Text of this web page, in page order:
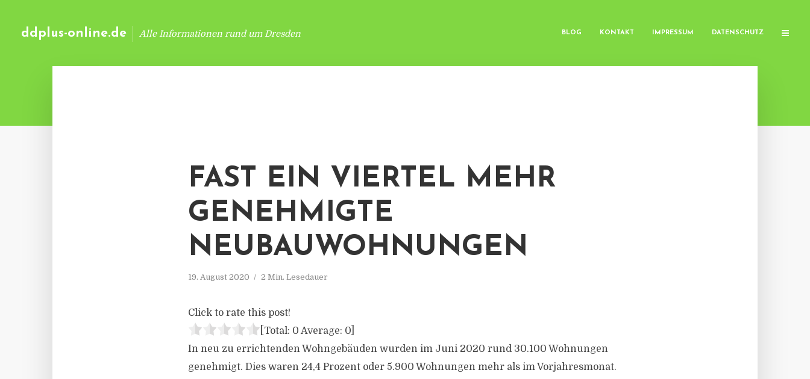
ddplus-online.de Alle Informationen rund um Dresden BLOG KONTAKT IMPRESSUM DATENSCHUTZ
FAST EIN VIERTEL MEHR
GENEHMIGTE
NEUBAUWOHNUNGEN
19. August 2020 2 Min. Lesedauer
Click to rate this post!
[Total: 0 Average: 0
In neu zu errichtenden Wohngebäuden wurden im Juni 2020 rund 30.100 Wohnungen
genehmigt. Dies waren 24,4 Prozent oder 5.900 Wohnungen mehr als im Vorjahresmonat.